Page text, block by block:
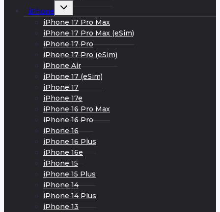
iPhone
Развернуть
дочернее
меню
iPhone 17 Pro Max
iPhone 17 Pro Max (eSim)
iPhone 17 Pro
iPhone 17 Pro (eSim)
iPhone Air
iPhone 17 (eSim)
iPhone 17
iPhone 17e
iPhone 16 Pro Max
iPhone 16 Pro
iPhone 16
iPhone 16 Plus
iPhone 16e
iPhone 15
iPhone 15 Plus
iPhone 14
iPhone 14 Plus
iPhone 13